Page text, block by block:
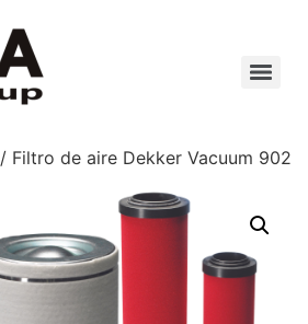
/ Filtro de aire Dekker Vacuum 902